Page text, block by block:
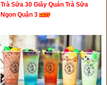
Trà Sữa 30 Giây Quán Trà Sữa
Ngon Quận 3